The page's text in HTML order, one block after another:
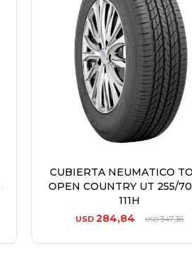
CUBIERTA NEUMATICO
OPEN COUNTRY UT 255/
111H
USD 284,84 USD347,36